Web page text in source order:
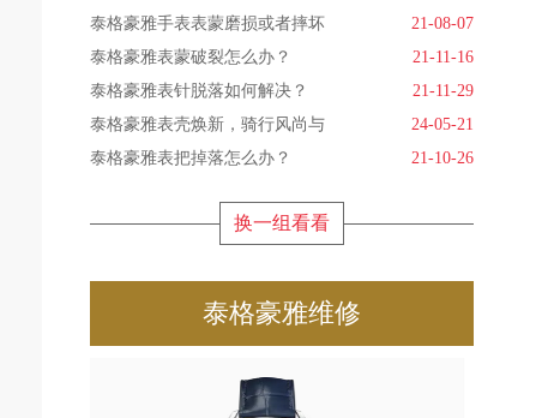
泰格豪雅手表表蒙磨损或者摔坏
21-08-07
泰格豪雅表蒙破裂怎么办？
21-11-16
泰格豪雅表针脱落如何解决？
21-11-29
泰格豪雅表壳焕新，骑行风尚与
24-05-21
泰格豪雅表把掉落怎么办？
21-10-26
换一组看看
泰格豪雅维修